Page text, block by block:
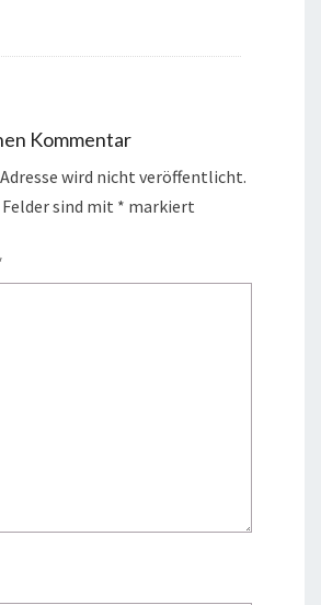
Kommentar
wird nicht veröffentlicht.
sind mit * markiert